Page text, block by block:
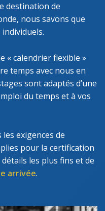
destination de
nous savons que
« calendrier flexible »
temps avec nous en
sont adaptés d’une
du temps et à vos
exigences de
pour la certification
les plus fins et de
arrivée.